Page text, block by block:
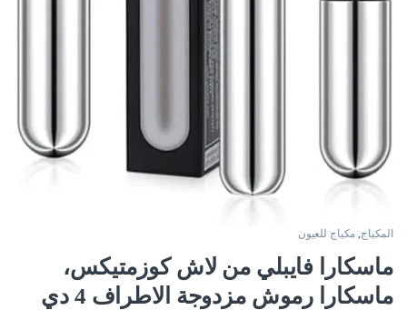
المكياج, مكياج للعيون
ماسكارا فايبلي من لاش كوزمتيكس،
ماسكارا رموش مزدوجة الاطراف 4 دي